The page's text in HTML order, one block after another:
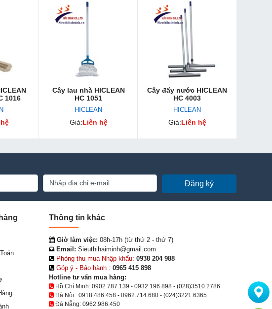
1016
Cây lau nhà HICLEAN
HC 1051
HICLEAN
Giá:Liên hệ
Cây đẩy nước HICLEAN
HC 4003
HICLEAN
Giá:Liên hệ
Đăng ký
Thông tin khác
Giờ làm việc: 08h-17h (từ thứ 2 - thứ 7)
Email: Sieuthihaiminh@gmail.com
Phòng thu mua-Nhập khẩu: 0938 204 988
Góp ý - Bảo hành : 0965 415 898
Hotline tư vấn mua hàng:
Hồ Chí Minh: 0902.787.139 - 0932.196.898 - (028)3510.2786
Hà Nội: 0918.486.458 - 0962.714.680 - (024)3221.6365
Đà Nẵng: 0962.986.450